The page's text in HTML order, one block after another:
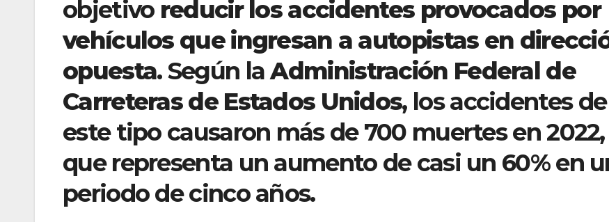
objetivo reducir los accidentes provocados por
vehículos que ingresan a autopistas en
opuesta. Según laAdministración Federal de
Carreteras de Estados Unidos, los accidentes de
este tipo causaron más de 700 muertes en
que representa un aumento de casi un 60% en
periodo de cinco años.